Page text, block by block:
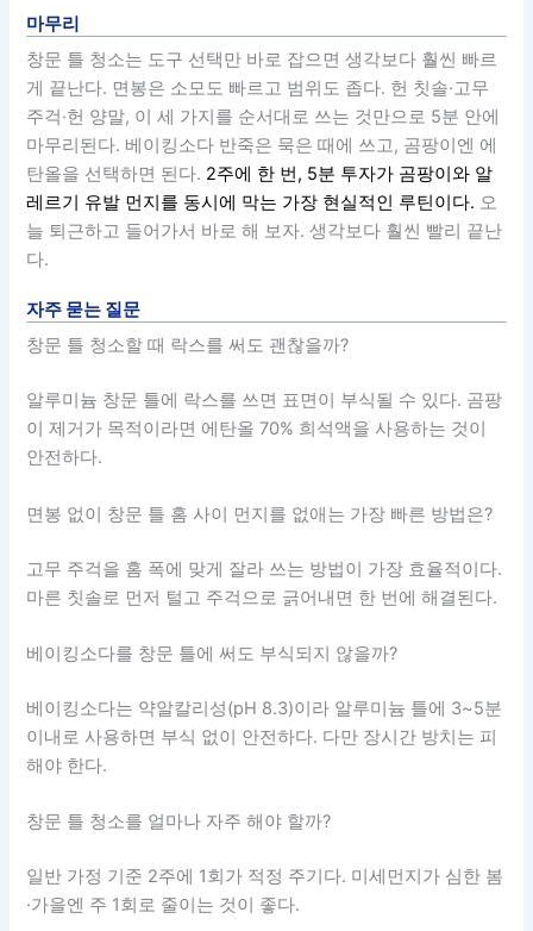
마무리
창문 틀 청소는 도구 선택만 바로 잡으면 생각보다 훨씬 빠르
게 끝난다. 면봉은 소모도 빠르고 범위도 좁다. 헌 칫솔·고무
주걱·헌 양말, 이 세 가지를 순서대로 쓰는 것만으로 5분 안에
마무리된다. 베이킹소다 반죽은 묵은 때에 쓰고, 곰팡이엔 에
탄올을 선택하면 된다. 2주에 한 번, 5분 투자가 곰팡이와 알
레르기 유발 먼지를 동시에 막는 가장 현실적인 루틴이다. 오
늘 퇴근하고 들어가서 바로 해 보자. 생각보다 훨씬 빨리 끝난
다.
자주 묻는 질문
창문 틀 청소할 때 락스를 써도 괜찮을까?
알루미늄 창문 틀에 락스를 쓰면 표면이 부식될 수 있다. 곰팡
이 제거가 목적이라면 에탄올 70% 희석액을 사용하는 것이
안전하다.
면봉 없이 창문 틀 홈 사이 먼지를 없애는 가장 빠른 방법은?
고무 주걱을 홈 폭에 맞게 잘라 쓰는 방법이 가장 효율적이다.
마른 칫솔로 먼저 털고 주걱으로 긁어내면 한 번에 해결된다.
베이킹소다를 창문 틀에 써도 부식되지 않을까?
베이킹소다는 약알칼리성(pH 8.3)이라 알루미늄 틀에 3~5분
이내로 사용하면 부식 없이 안전하다. 다만 장시간 방치는 피
해야 한다.
창문 틀 청소를 얼마나 자주 해야 할까?
일반 가정 기준 2주에 1회가 적정 주기다. 미세먼지가 심한 봄
·가을엔 주 1회로 줄이는 것이 좋다.